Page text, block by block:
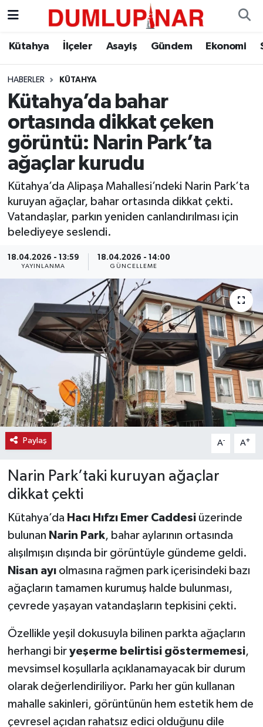
Kütahya İlçeler Asayiş Gündem Ekonomi
HABERLER KÜTAHYA
Kütahya’da bahar
ortasında dikkat çeken
görüntü: Narin Park’ta
ağaçlar kurudu
Kütahya’da Alipaşa Mahallesi’ndeki Narin Park’ta
kuruyan ağaçlar, bahar ortasında dikkat çekti.
Vatandaşlar, parkın yeniden canlandırılması için
belediyeye seslendi.
18.04.2026 - 13:59
YAYINLANMA
18.04.2026 - 14:00
GÜNCELLEME
Paylaş A- A+
Narin Park’taki kuruyan ağaçlar
dikkat çekti
Kütahya’da Hacı Hıfzı Emer Caddesiüzerinde
bulunan Narin Park, bahar aylarının ortasında
alışılmışın dışında bir görüntüyle gündeme geldi.
Nisan ayıolmasına rağmen park içerisindeki bazı
ağaçların tamamen kurumuş halde bulunması,
çevrede yaşayan vatandaşların tepkisini çekti.
Özellikle yeşil dokusuyla bilinen parkta ağaçların
herhangi bir yeşerme belirtisi göstermemesi,
mevsimsel koşullarla açıklanamayacak bir durum
olarak değerlendiriliyor. Parkı her gün kullanan
mahalle sakinleri, görüntünün hem estetik hem de
çevresel açıdan rahatsız edici olduğunu dile
Asayiş
Diğer
Dünya
Eğitim
Ekonomi
Eleman
Emlak
Gündem
Haber İlanlar
Kültür-Sanat
Magazin
Resmi İlanlar
Sağlık
Siyaset
Spor
Teknoloji
Vasıta
Vefat Haberleri
Kütahya Hava Durumu
Kütahya Trafik Yoğunluk Haritası
Süper Lig Puan Durumu ve Fikstür
Tüm Manşetler
Son Dakika Haberleri
Haber Arşivi